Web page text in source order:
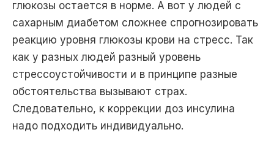
глюкозы остается в норме. А вот у людей с
сахарным диабетом сложнее спрогнозировать
реакцию уровня глюкозы крови на стресс. Так
как у разных людей разный уровень
стрессоустойчивости и в принципе разные
обстоятельства вызывают страх.
Следовательно, к коррекции доз инсулина
надо подходить индивидуально.